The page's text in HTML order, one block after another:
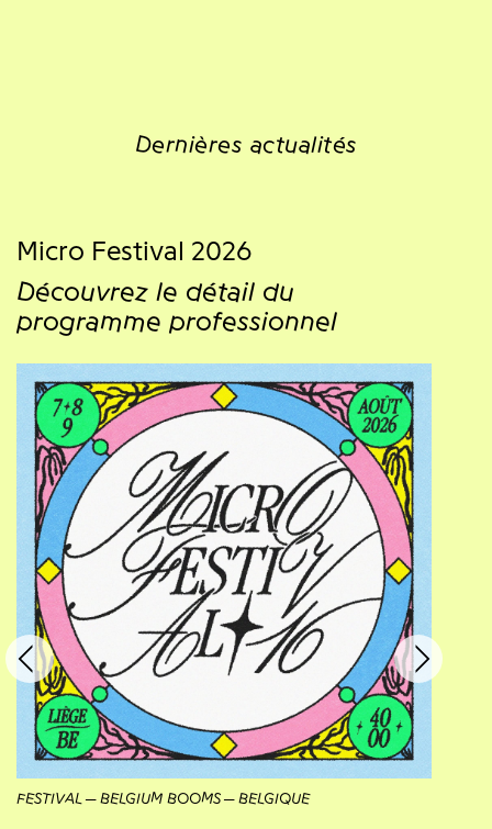
Dernières actualités
Micro Festival 2026
Découvrez le détail du
programme professionnel
FESTIVAL BELGIUM BOOMS BELGIQUE